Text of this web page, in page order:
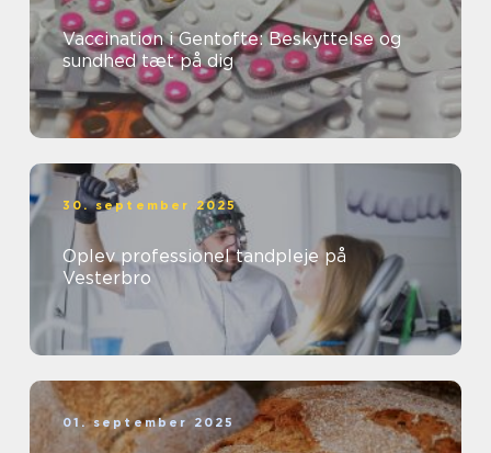
Vaccination i Gentofte: Beskyttelse og
sundhed tæt på dig
30. september 2025
Oplev professionel tandpleje på
Vesterbro
01. september 2025